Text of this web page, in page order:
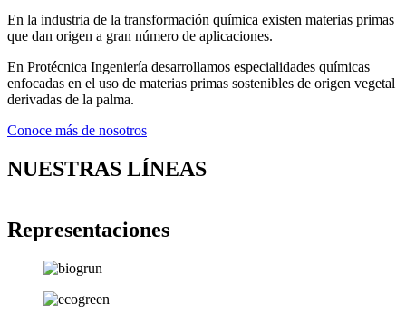
En la industria de la transformación química existen materias primas
que dan origen a gran número de aplicaciones.
En Protécnica Ingeniería desarrollamos especialidades químicas
enfocadas en el uso de materias primas sostenibles de origen vegetal
derivadas de la palma.
Conoce más de nosotros
NUESTRAS LÍNEAS
Cosmética &
Cuidado del Hogar y
Azúcar y
Representaciones